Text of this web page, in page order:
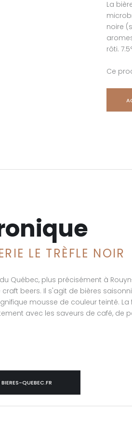
La
noire
rôti.
Ce
LE TRÈFLE NOIR
Québec, plus précisément à
beers. Il s'agit de bières
mousse de couleur teinté.
avec les saveurs de café, de
QUEBEC.FR